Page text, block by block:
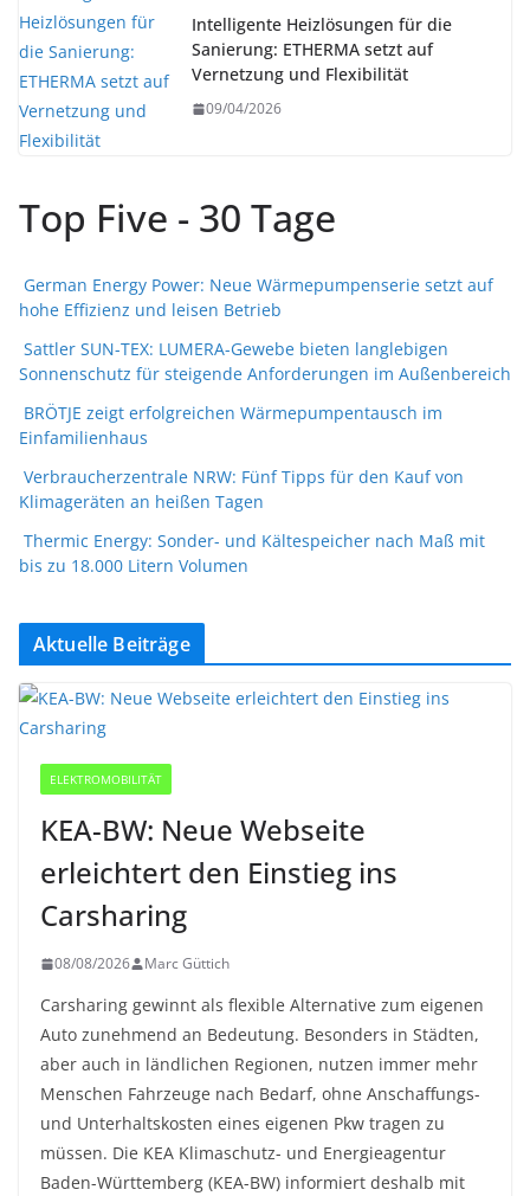
Intelligente Heizlösungen für die
Sanierung: ETHERMA setzt auf
Vernetzung und Flexibilität
09/04/2026
Top Five - 30 Tage
German Energy Power: Neue Wärmepumpenserie setzt auf
hohe Effizienz und leisen Betrieb
Sattler SUN-TEX: LUMERA-Gewebe bieten langlebigen
Sonnenschutz für steigende Anforderungen im Außenbereich
BRÖTJE zeigt erfolgreichen Wärmepumpentausch im
Einfamilienhaus
Verbraucherzentrale NRW: Fünf Tipps für den Kauf von
Klimageräten an heißen Tagen
Thermic Energy: Sonder- und Kältespeicher nach Maß mit
bis zu 18.000 Litern Volumen
Aktuelle Beiträge
ELEKTROMOBILITÄT
KEA-BW: Neue Webseite
erleichtert den Einstieg ins
Carsharing
08/08/2026 Marc Güttich
Carsharing gewinnt als flexible Alternative zum eigenen
Auto zunehmend an Bedeutung. Besonders in Städten,
aber auch in ländlichen Regionen, nutzen immer mehr
Menschen Fahrzeuge nach Bedarf, ohne Anschaffungs-
und Unterhaltskosten eines eigenen Pkw tragen zu
müssen. Die KEA Klimaschutz- und Energieagentur
Baden-Württemberg (KEA-BW) informiert deshalb mit